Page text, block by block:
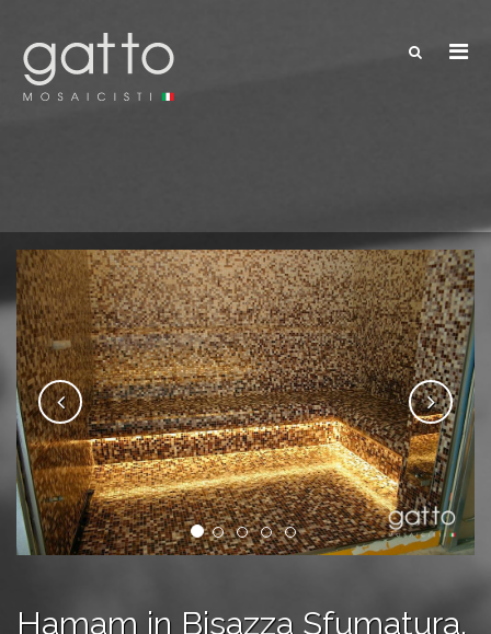
Hamam in Bisazza Sfumatura,